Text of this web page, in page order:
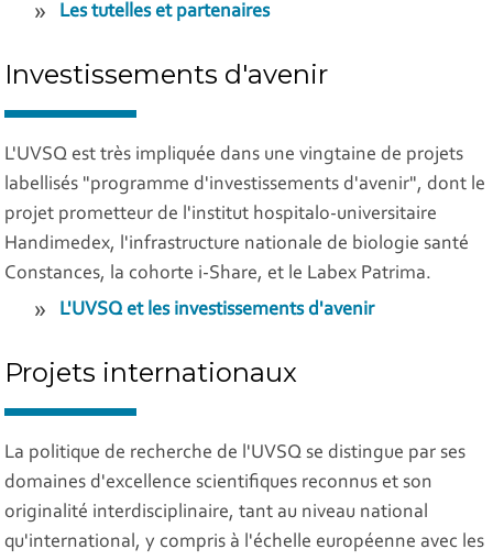
Les tutelles et partenaires
Investissements d'avenir
L'UVSQ est très impliquée dans une vingtaine de projets
labellisés "programme d'investissements d'avenir", dont le
projet prometteur de l'institut hospitalo-universitaire
Handimedex, l'infrastructure nationale de biologie santé
Constances, la cohorte i-Share, et le Labex Patrima.
L'UVSQ et les investissements d'avenir
Projets internationaux
La politique de recherche de l'UVSQ se distingue par ses
domaines d'excellence scientifiques reconnus et son
originalité interdisciplinaire, tant au niveau national
qu'international, y compris à l'échelle européenne avec les